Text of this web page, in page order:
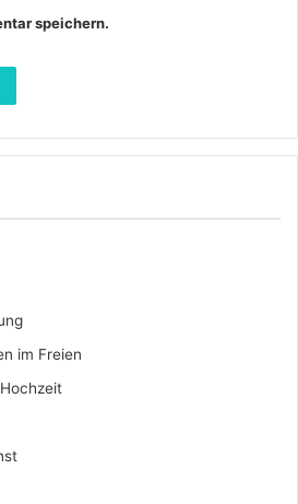
speichern.
im Freien